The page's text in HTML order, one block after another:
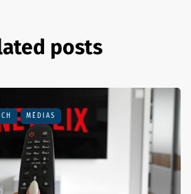
posts
MÉDIAS